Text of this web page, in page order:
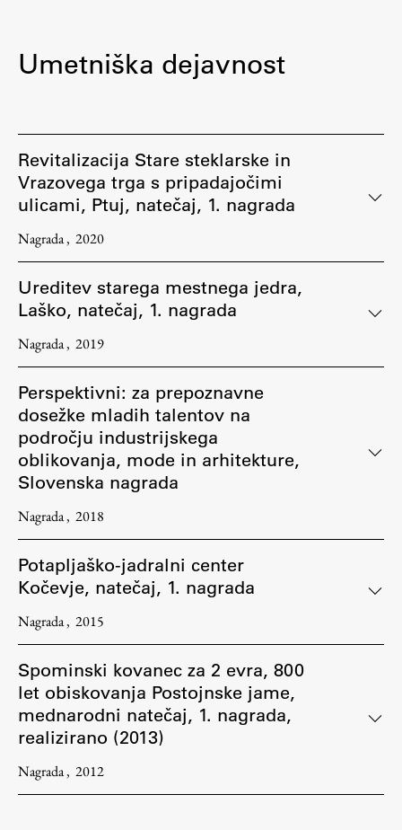
Razvojno sodelovanje in humanitarna pomoč
FA–ZA
Publikacije
AR – Arhitektura, raziskovanje
Umetniška dejavnost
Revitalizacija Stare steklarske in
Vrazovega trga s pripadajočimi
ulicami, Ptuj, natečaj, 1. nagrada
Nagrada 2020
Ureditev starega mestnega jedra,
Laško, natečaj, 1. nagrada
Nagrada 2019
Perspektivni: za prepoznavne
dosežke mladih talentov na
področju industrijskega
oblikovanja, mode in arhitekture,
Slovenska nagrada
Nagrada 2018
Potapljaško-jadralni center
Kočevje, natečaj, 1. nagrada
Nagrada 2015
Spominski kovanec za 2 evra, 800
let obiskovanja Postojnske jame,
mednarodni natečaj, 1. nagrada,
realizirano (2013)
Nagrada 2012